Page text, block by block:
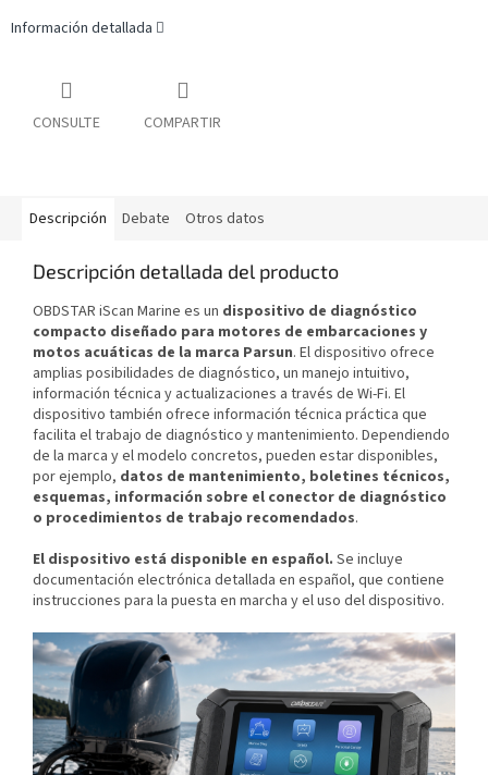
Información detallada
CONSULTE COMPARTIR
Descripción Debate Otros datos
Descripción detallada del producto
OBDSTAR iScan Marine es un dispositivo de diagnóstico
compacto diseñado para motores de embarcaciones y
motos acuáticas de la marca Parsun. El dispositivo ofrece
amplias posibilidades de diagnóstico, un manejo intuitivo,
información técnica y actualizaciones a través de Wi-Fi. El
dispositivo también ofrece información técnica práctica que
facilita el trabajo de diagnóstico y mantenimiento. Dependiendo
de la marca y el modelo concretos, pueden estar disponibles,
por ejemplo, datos de mantenimiento, boletines técnicos,
esquemas, información sobre el conector de diagnóstico
o procedimientos de trabajo recomendados.
El dispositivo está disponible en español. Se incluye
documentación electrónica detallada en español, que contiene
instrucciones para la puesta en marcha y el uso del dispositivo.